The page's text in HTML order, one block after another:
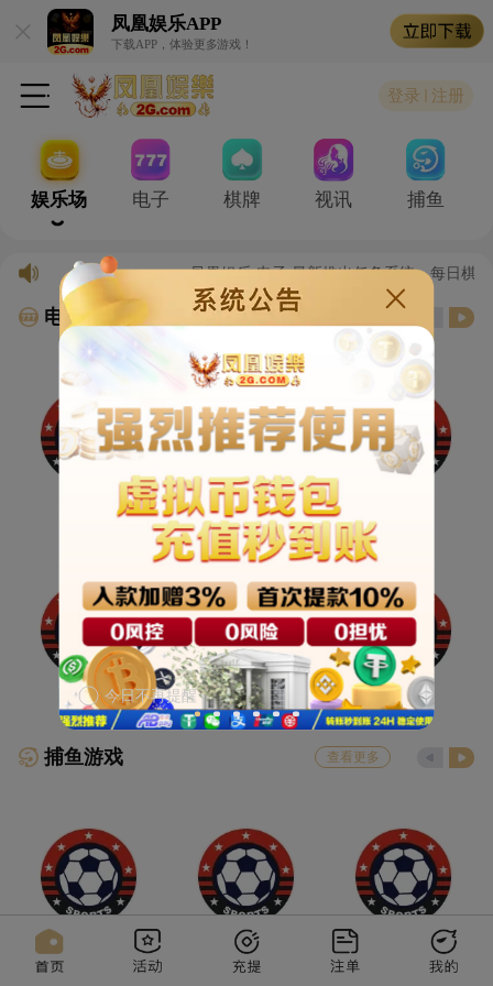
凤凰娱乐APP
下载APP，体验更多游戏！
登录 注册
娱乐场 电子 棋牌 视讯 捕鱼
凤凰娱乐 电子 最新推出任务系统，每日棋
电子游艺
捕鱼游戏 查看更多
今日不再提醒